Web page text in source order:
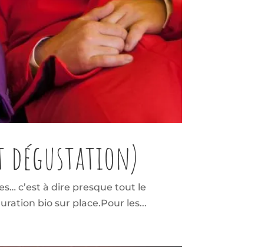
dégustation)
c’est à dire presque tout le
bio sur place.Pour les...